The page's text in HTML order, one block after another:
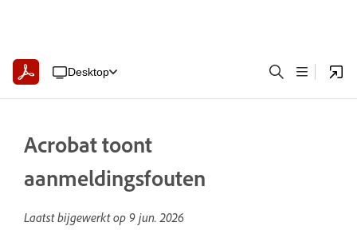
Desktop
Acrobat toont
aanmeldingsfouten
Laatst bijgewerkt op 9 jun. 2026